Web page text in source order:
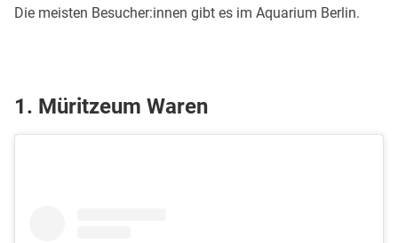
Die meisten Besucher:innen gibt es im Aquarium Berlin.
1. Müritzeum Waren